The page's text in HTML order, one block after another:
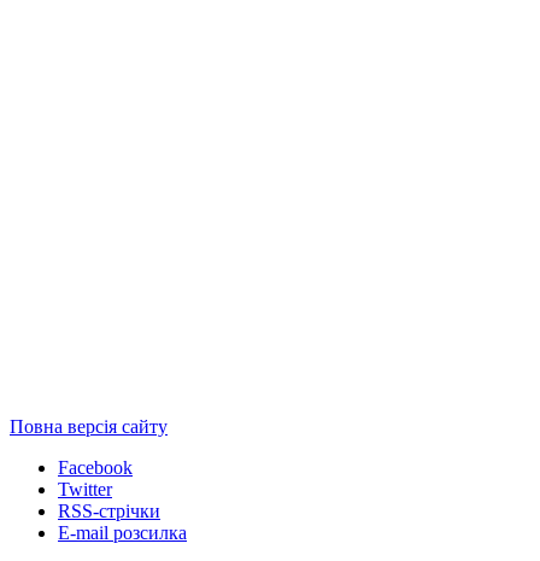
Повна версія сайту
Facebook
Twitter
RSS-стрічки
E-mail розсилка